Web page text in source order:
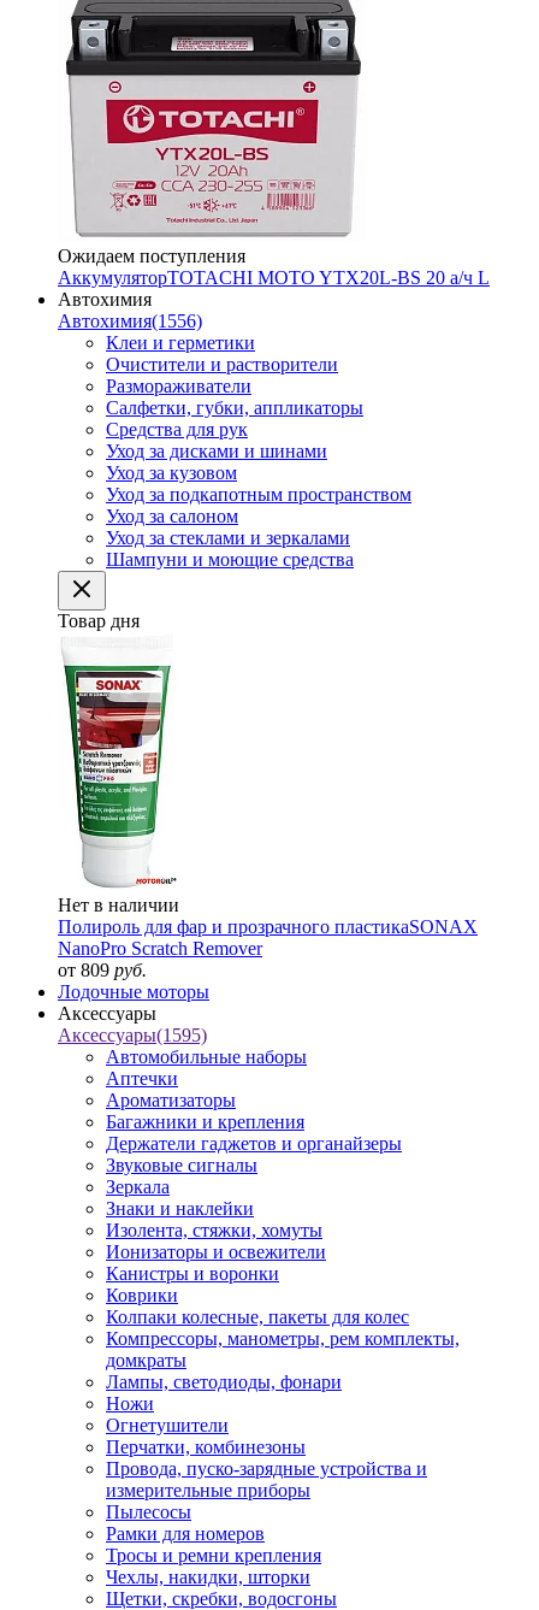
Ожидаем поступления
АккумуляторTOTACHI MOTO YTX20L-BS 20 а/ч L
Автохимия
Автохимия(1556)
Клеи и герметики
Очистители и растворители
Размораживатели
Салфетки, губки, аппликаторы
Средства для рук
Уход за дисками и шинами
Уход за кузовом
Уход за подкапотным пространством
Уход за салоном
Уход за стеклами и зеркалами
Шампуни и моющие средства
Товар дня
Нет в наличии
Полироль для фар и прозрачного пластикаSONAX
NanoPro Scratch Remover
от 809 руб.
Лодочные моторы
Аксессуары
Аксессуары(1595)
Автомобильные наборы
Аптечки
Ароматизаторы
Багажники и крепления
Держатели гаджетов и органайзеры
Звуковые сигналы
Зеркала
Знаки и наклейки
Изолента, стяжки, хомуты
Ионизаторы и освежители
Канистры и воронки
Коврики
Колпаки колесные, пакеты для колес
Компрессоры, манометры, рем комплекты,
домкраты
Лампы, светодиоды, фонари
Ножи
Огнетушители
Перчатки, комбинезоны
Провода, пуско-зарядные устройства и
измерительные приборы
Пылесосы
Рамки для номеров
Тросы и ремни крепления
Чехлы, накидки, шторки
Щетки, скребки, водосгоны